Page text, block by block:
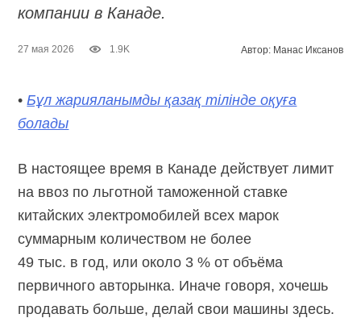
компании в Канаде.
27 мая 2026 1.9K Автор: Манас Иксанов
•Бұл жарияланымды қазақ тілінде оқуға
болады
В настоящее время в Канаде действует лимит
на ввоз по льготной таможенной ставке
китайских электромобилей всех марок
суммарным количеством не более
49 тыс. в год, или около 3 % от объёма
первичного авторынка. Иначе говоря, хочешь
продавать больше, делай свои машины здесь.